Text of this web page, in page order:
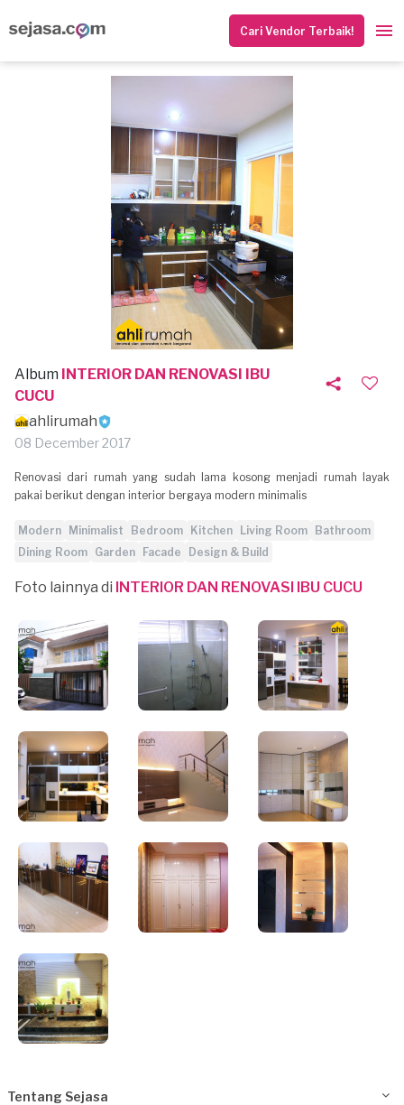
Cari Vendor Terbaik!
Album INTERIOR DAN RENOVASI IBU
CUCU
ahlirumah
08 December 2017
Renovasi dari rumah yang sudah lama kosong menjadi rumah layak
pakai berikut dengan interior bergaya modern minimalis
Modern Minimalist Bedroom Kitchen Living Room
Bathroom
Dining Room Garden Facade Design & Build
Foto lainnya di INTERIOR DAN RENOVASI IBU CUCU
Tentang Sejasa